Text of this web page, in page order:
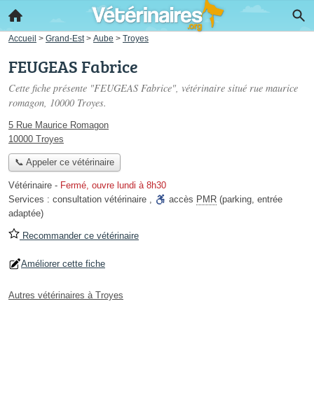
Accueil > Grand-Est > Aube > Troyes
FEUGEAS Fabrice
Cette fiche présente "FEUGEAS Fabrice", vétérinaire situé rue maurice
romagon, 10000 Troyes.
5 Rue Maurice Romagon
10000 Troyes
📞 Appeler ce vétérinaire
Vétérinaire - Fermé, ouvre lundi à 8h30
Services : consultation vétérinaire , accès PMR (parking, entrée
adaptée)
Recommander ce vétérinaire
Améliorer cette fiche
Autres vétérinaires à Troyes